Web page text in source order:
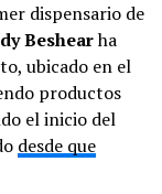
dispensario de
Beshearha
ubicado en el
productos
el inicio del
desde que